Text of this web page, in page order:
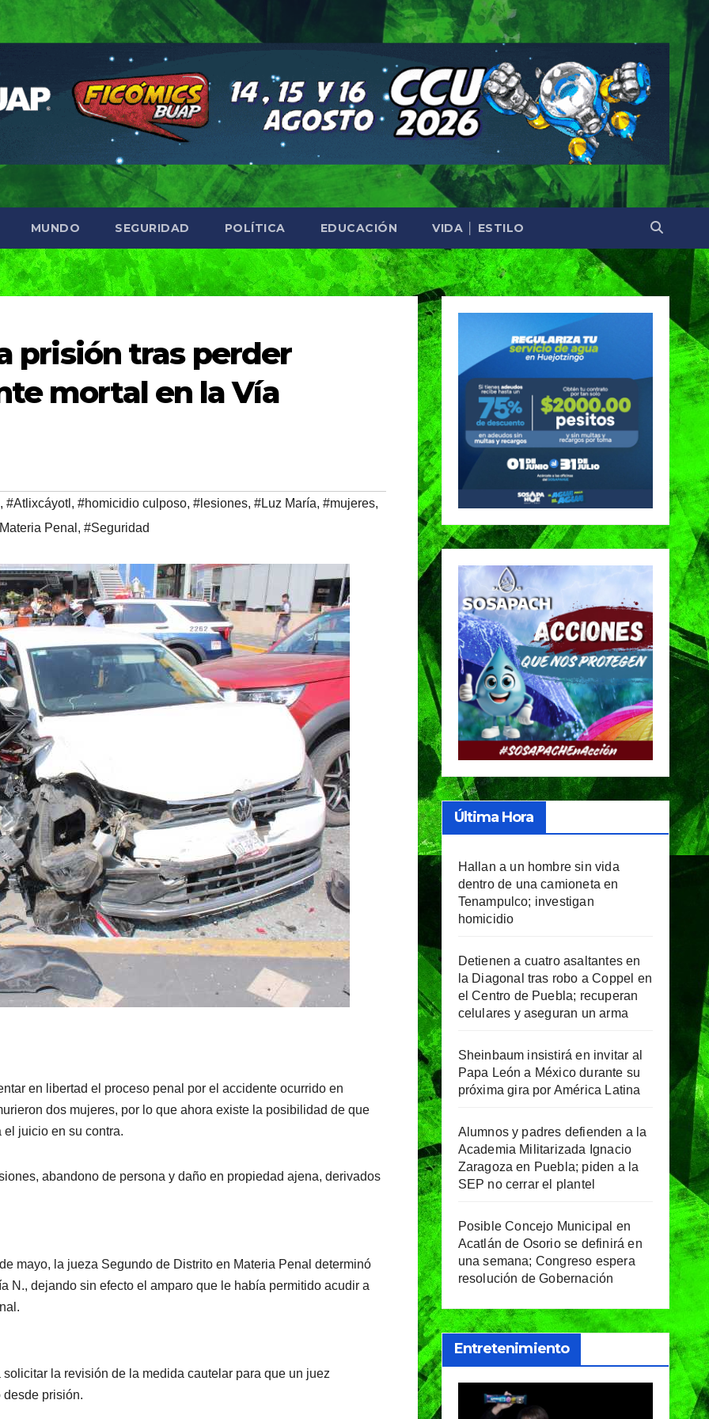
MUNDO SEGURIDAD POLÍTICA EDUCACIÓN VIDA │ ESTILO
prisión tras perder
mortal en la Vía
, #Atlixcáyotl , #homicidio culposo, #lesiones, #Luz María, #mujeres,
Penal , #Seguridad
en libertad el proceso penal por el accidente ocurrido en
dos mujeres, por lo que ahora existe la posibilidad de que
juicio en su contra.
abandono de persona y daño en propiedad ajena, derivados
mayo, la jueza Segundo de Distrito en Materia Penal determinó
N., dejando sin efecto el amparo que le había permitido acudir a
la revisión de la medida cautelar para que un juez
desde prisión.
Última Hora
Hallan a un hombre sin vida
dentro de una camioneta en
Tenampulco; investigan
homicidio
Detienen a cuatro asaltantes en
la Diagonal tras robo a Coppel en
el Centro de Puebla; recuperan
celulares y aseguran un arma
Sheinbaum insistirá en invitar al
Papa León a México durante su
próxima gira por América Latina
Alumnos y padres defienden a la
Academia Militarizada Ignacio
Zaragoza en Puebla; piden a la
SEP no cerrar el plantel
Posible Concejo Municipal en
Acatlán de Osorio se definirá en
una semana; Congreso espera
resolución de Gobernación
Entretenimiento